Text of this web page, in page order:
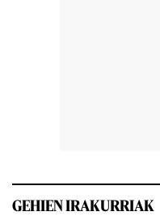
GEHIEN IRAKURRIAK